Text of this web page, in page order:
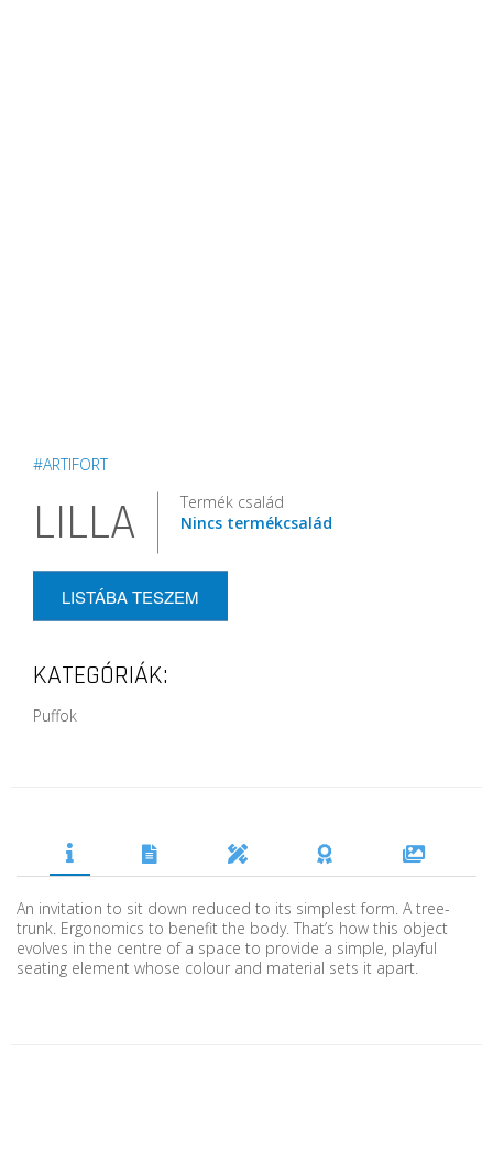
#ARTIFORT
LILLA
Termék család
Nincs termékcsalád
LISTÁBA TESZEM
KATEGÓRIÁK:
Puffok
An invitation to sit down reduced to its simplest form. A tree-
trunk. Ergonomics to benefit the body. That’s how this object
evolves in the centre of a space to provide a simple, playful
seating element whose colour and material sets it apart.